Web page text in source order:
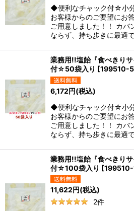
◆便利なチャック付☆小
お客様からのご要望にお
ご用意しました！！ カバ
ならず、持ち歩きに最
業務用!!塩飴『食べきり
付☆50袋入り [199510-
6,172円(税込)
◆便利なチャック付☆小
お客様からのご要望にお
ご用意しました！！ カバ
ならず、持ち歩きに最
業務用!!塩飴『食べきり
付☆100袋入り [
11,622円(税込)
2件